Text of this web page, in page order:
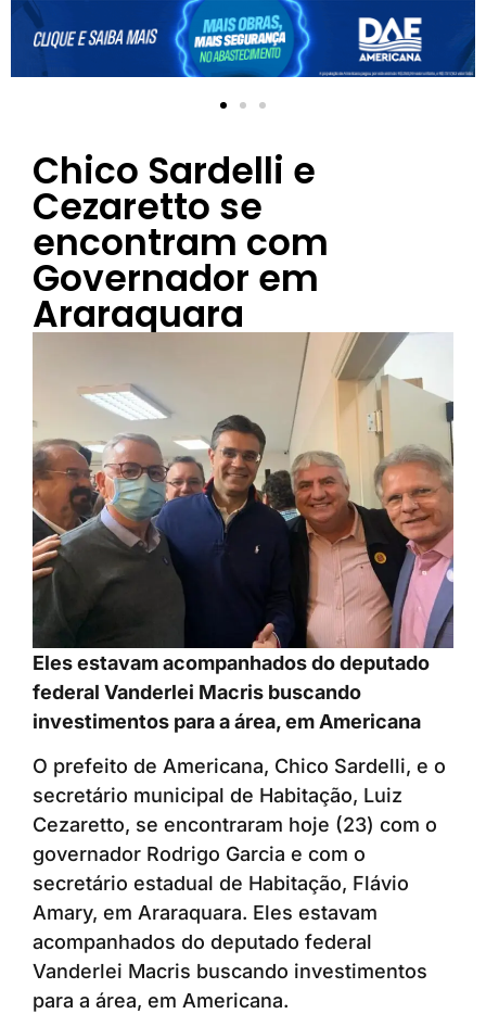
Chico Sardelli e
Cezaretto se
encontram com
Governador em
Araraquara
Eles estavam acompanhados do deputado
federal Vanderlei Macris buscando
investimentos para a área, em Americana
O prefeito de Americana, Chico Sardelli, e o
secretário municipal de Habitação, Luiz
Cezaretto, se encontraram hoje (23) com o
governador Rodrigo Garcia e com o
secretário estadual de Habitação, Flávio
Amary, em Araraquara. Eles estavam
acompanhados do deputado federal
Vanderlei Macris buscando investimentos
para a área, em Americana.